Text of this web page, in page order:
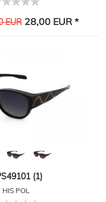
EUR28,00 EUR *
(1)
HIS POL